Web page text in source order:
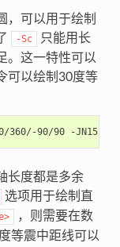
，可以用于绘制
-Sc
只能用长
。这一特性可以
可以绘制30度等
长度都是多余
选项用于绘制直
，则需要在数
等震中距线可以